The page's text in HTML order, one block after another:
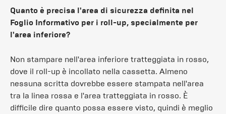
Quanto è precisa l'area di sicurezza definita nel
Foglio Informativo per i roll-up, specialmente per
l'area inferiore?
Non stampare nell'area inferiore tratteggiata in rosso,
dove il roll-up è incollato nella cassetta. Almeno
nessuna scritta dovrebbe essere stampata nell'area
tra la linea rossa e l'area tratteggiata in rosso. È
difficile dire quanto possa essere visto, quindi è meglio